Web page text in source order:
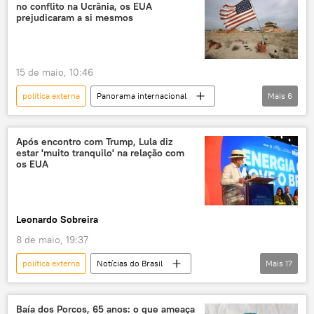
diplomacia
Hugo Albuquerque
cúpula
cooperação
cooperação multilateral
petróleo
Economia
geopolítica
no conflito na Ucrânia, os EUA
prejudicaram a si mesmos
15 de maio, 10:46
política externa
Panorama internacional
EUA
Ucrânia Irã
China
conflito armado
escassez
Mais 6
Após encontro com Trump, Lula diz
estar 'muito tranquilo' na relação com
os EUA
Leonardo Sobreira
8 de maio, 19:37
política externa
Notícias do Brasil
Alexandre Silveira
Donald Trump
Luiz Inácio Lula da Silva
Brasil
Mais 17
Baía dos Porcos, 65 anos: o que ameaça